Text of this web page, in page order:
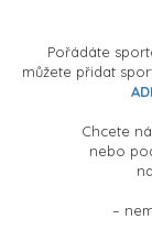
Pořádáte
můžete přidat
Chcete
nebo
–